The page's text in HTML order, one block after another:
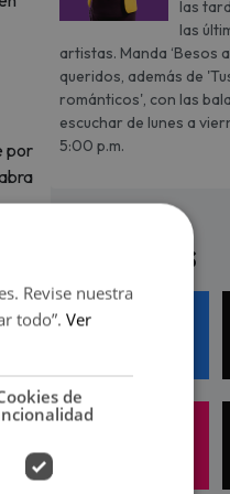
por
las
las
artistas. Manda ‘Besos
queridos, además de
románticos', con las
escuchar de lunes a
5:00 p.m.
Síguenos
Revise nuestra
todo”. Ver
de